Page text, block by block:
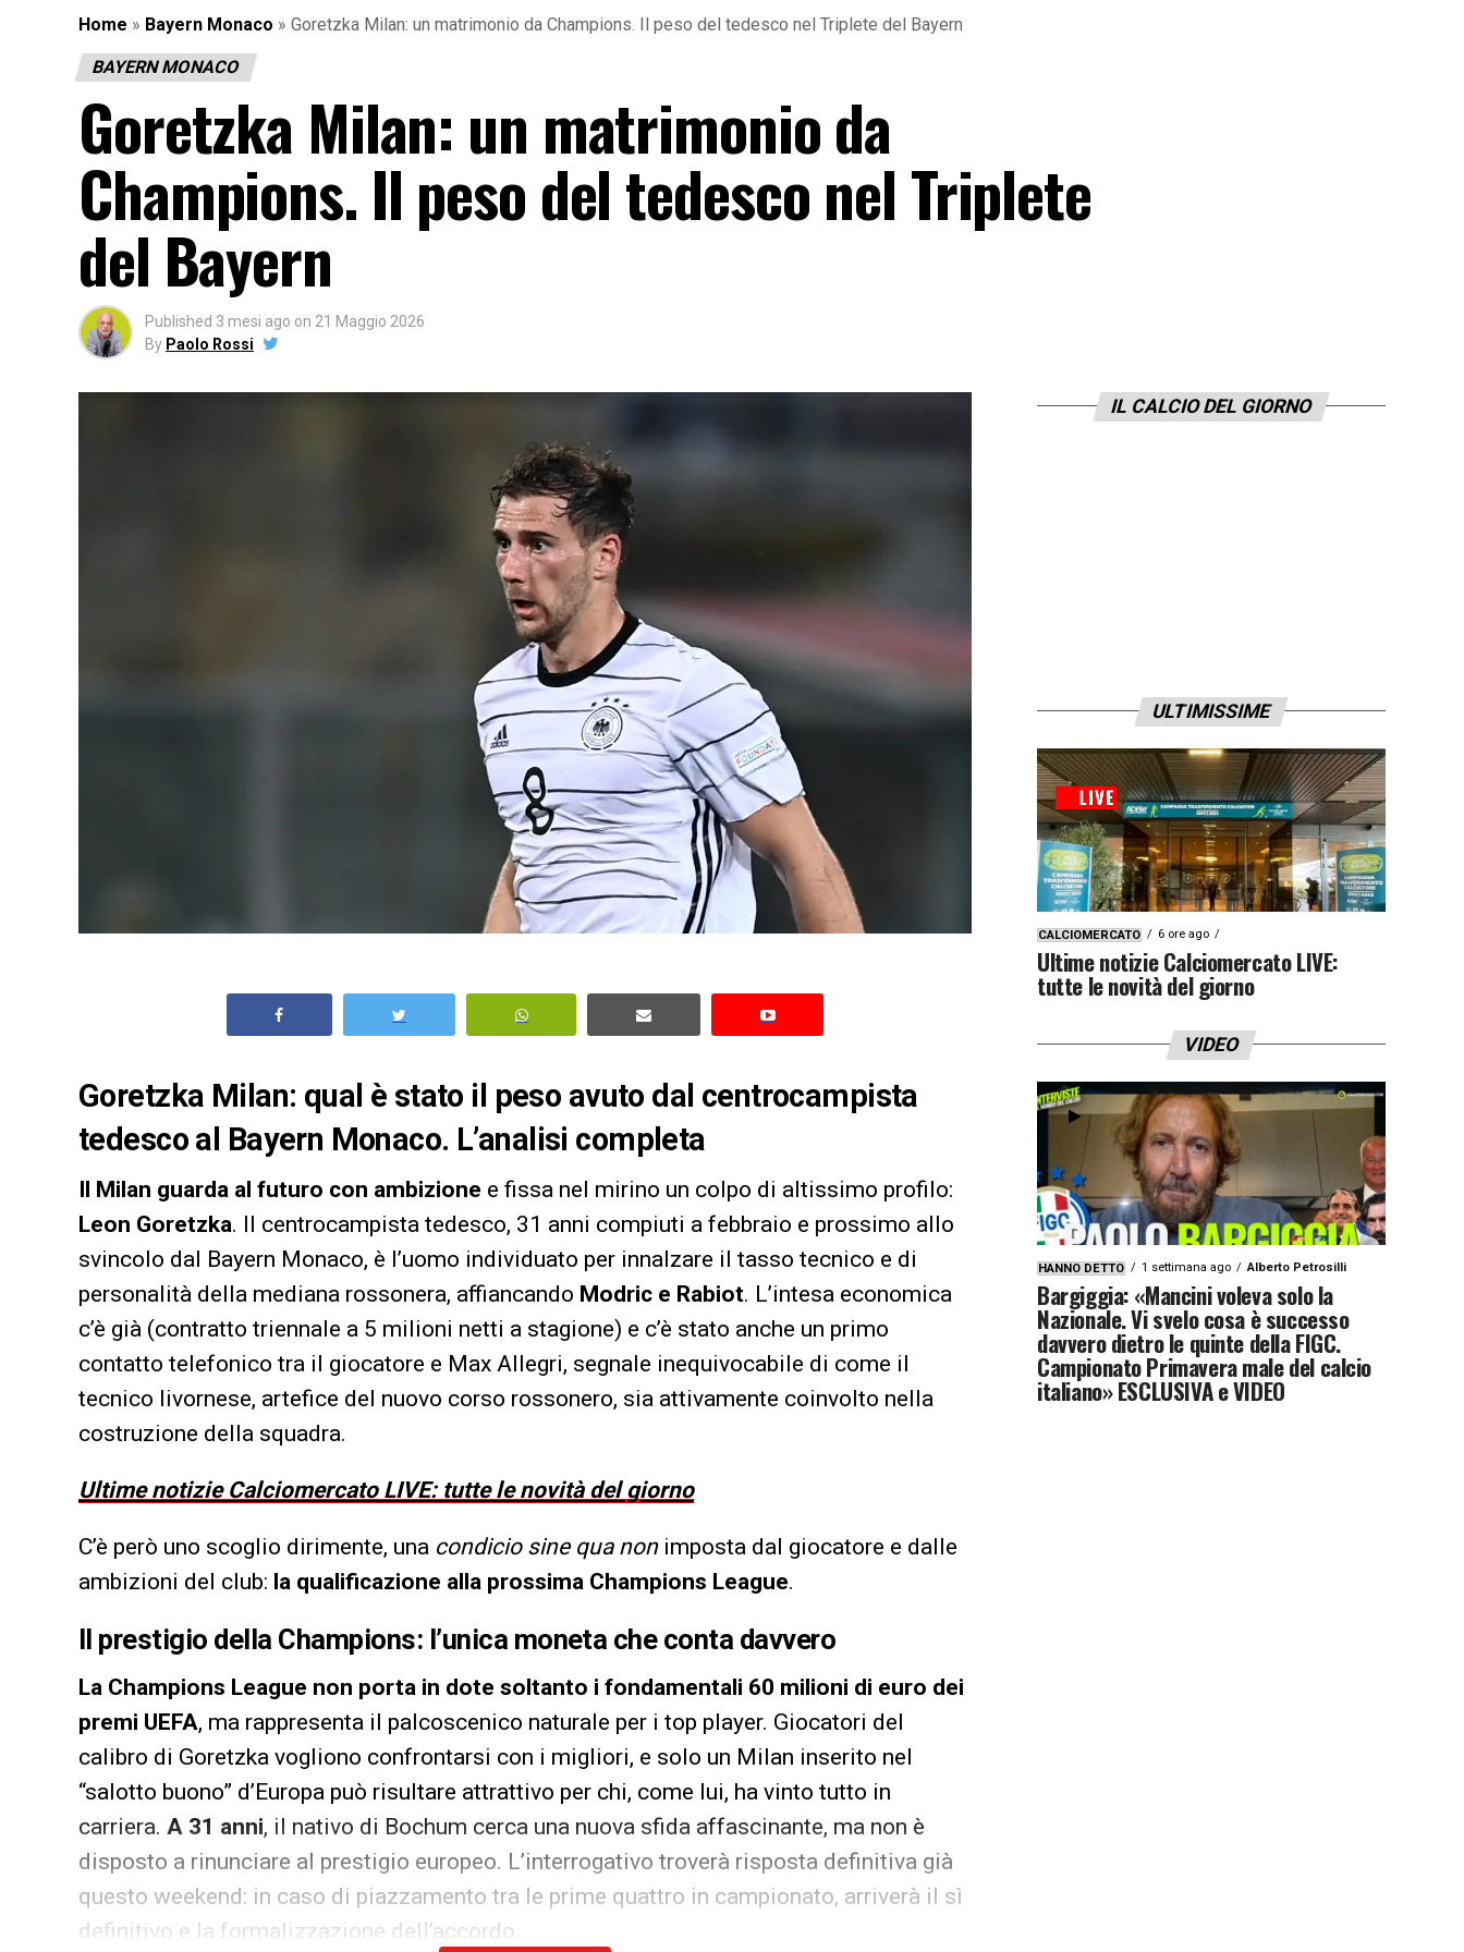
Home » Bayern Monaco » Goretzka Milan: un matrimonio da Champions. Il peso del tedesco nel Triplete del Bayern
BAYERN MONACO
Goretzka Milan: un matrimonio da
Champions. Il peso del tedesco nel Triplete
del Bayern
Published 3 mesi ago on 21 Maggio 2026
By Paolo Rossi
Goretzka Milan: qual è stato il peso avuto dal centrocampista
tedesco al Bayern Monaco. L’analisi completa
Il Milan guarda al futuro con ambizione e fissa nel mirino un colpo di altissimo profilo:
Leon Goretzka. Il centrocampista tedesco, 31 anni compiuti a febbraio e prossimo allo
svincolo dal Bayern Monaco, è l’uomo individuato per innalzare il tasso tecnico e di
personalità della mediana rossonera, affiancando Modric e Rabiot. L’intesa economica
c’è già (contratto triennale a 5 milioni netti a stagione) e c’è stato anche un primo
contatto telefonico tra il giocatore e Max Allegri, segnale inequivocabile di come il
tecnico livornese, artefice del nuovo corso rossonero, sia attivamente coinvolto nella
costruzione della squadra.
Ultime notizie Calciomercato LIVE: tutte le novità del giorno
C’è però uno scoglio dirimente, una condicio sine qua nonimposta dal giocatore e dalle
ambizioni del club: la qualificazione alla prossima Champions League.
Il prestigio della Champions: l’unica moneta che conta davvero
La Champions League non porta in dote soltanto i fondamentali 60 milioni di euro dei
premi UEFA, ma rappresenta il palcoscenico naturale per i top player. Giocatori del
calibro di Goretzka vogliono confrontarsi con i migliori, e solo un Milan inserito nel
“salotto buono” d’Europa può risultare attrattivo per chi, come lui, ha vinto tutto in
carriera. A 31 anni, il nativo di Bochum cerca una nuova sfida affascinante, ma non è
disposto a rinunciare al prestigio europeo. L’interrogativo troverà risposta definitiva già
questo weekend: in caso di piazzamento tra le prime quattro in campionato, arriverà il sì
definitivo e la formalizzazione dell’accordo.
IL CALCIO DEL GIORNO
ULTIMISSIME
CALCIOMERCATO 6 ore ago
Ultime notizie Calciomercato LIVE:
tutte le novità del giorno
VIDEO
HANNO DETTO 1 settimana ago Alberto Petrosilli
Bargiggia: «Mancini voleva solo la
Nazionale. Vi svelo cosa è successo
davvero dietro le quinte della FIGC.
Campionato Primavera male del calcio
italiano» ESCLUSIVA e VIDEO